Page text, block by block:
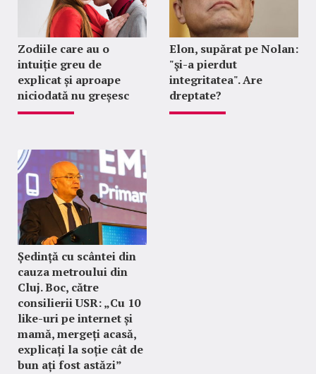
Zodiile care au o
intuiție greu de
explicat și aproape
niciodată nu greșesc
Elon, supărat pe Nolan:
"şi-a pierdut
integritatea". Are
dreptate?
Ședință cu scântei din
cauza metroului din
Cluj. Boc, către
consilierii USR: „Cu 10
like-uri pe internet și
mamă, mergeți acasă,
explicați la soție cât de
bun ați fost astăzi”